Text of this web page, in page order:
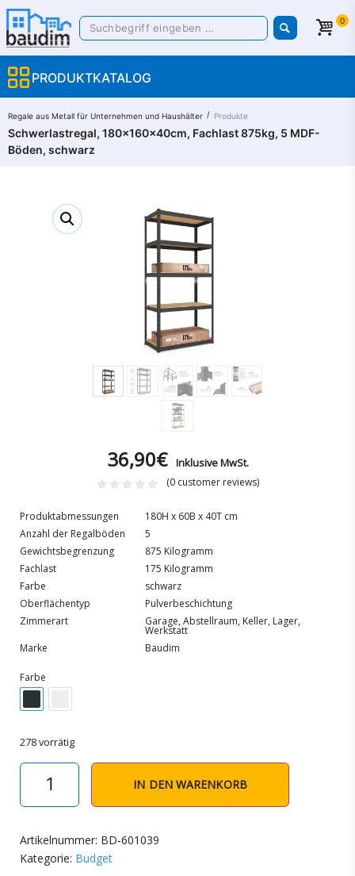
0
PRODUKTKATALOG
Schwerlastregal, 180x160x40cm, Fachlast 875kg, 5 MDF-
Böden, schwarz
Regale aus Metall für Unternehmen und Haushälter​ / Produkte
36,90€ Inklusive MwSt.
(0customer reviews)
Produktabmessungen
180H x 60B x 40T cm
Anzahl der Regalböden
5
Gewichtsbegrenzung
875 Kilogramm
Fachlast
175 Kilogramm
Farbe
schwarz
Oberflächentyp
Pulverbeschichtung
Zimmerart
Garage, Abstellraum, Keller, Lager,
Werkstatt
Marke
Baudim
Farbe
278 vorrätig
IN DEN WARENKORB
Artikelnummer: BD-601039
Kategorie: Budget